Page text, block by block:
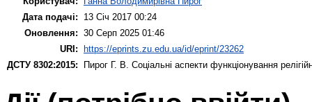
Дата подачі:
13 Січ 2017 00:24
Оновлення: 30 Серп 2025 01:46
URI:
https://eprints.zu.edu.ua/id/eprint/23262
ДСТУ 8302:2015:
Пирог Г. В. Соціальні аспекти функціонування